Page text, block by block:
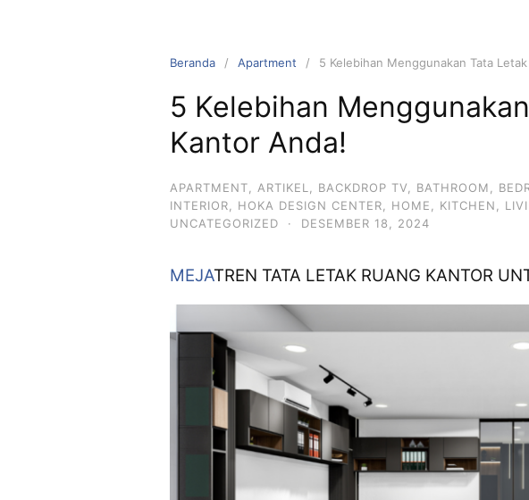
Beranda Apartment 5 Kelebihan Menggunakan Tata
5 Kelebihan
Kantor Anda!
APARTMENT ARTIKEL BACKDROP TV BATHROOM
INTERIOR
HOKA DESIGN CENTER HOME KITCHEN
UNCATEGORIZED
· DESEMBER 18, 2024
MEJATREN TATA LETAK RUANG KANTOR